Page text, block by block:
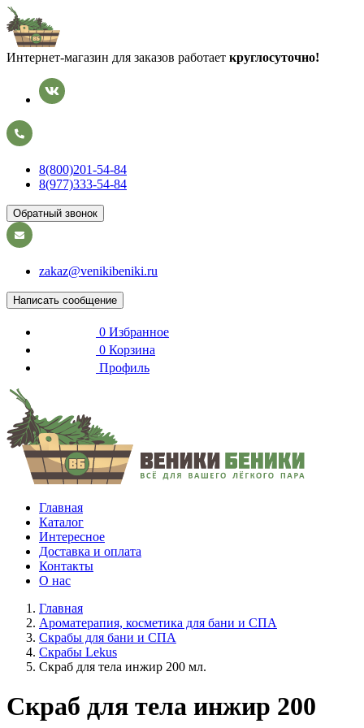
Интернет-магазин для заказов работает круглосуточно!
8(800)201-54-84
8(977)333-54-84
Обратный звонок
zakaz@venikibeniki.ru
Написать сообщение
0 Избранное
0 Корзина
Профиль
Главная
Каталог
Интересное
Доставка и оплата
Контакты
О нас
Главная
Ароматерапия, косметика для бани и СПА
Скрабы для бани и СПА
Скрабы Lekus
Скраб для тела инжир 200 мл.
Скраб для тела инжир 200